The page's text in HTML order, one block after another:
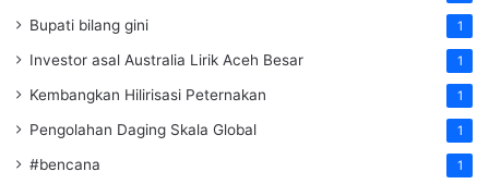
Bupati bilang gini 1
Investor asal Australia Lirik Aceh Besar 1
Kembangkan Hilirisasi Peternakan 1
Pengolahan Daging Skala Global 1
#bencana 1